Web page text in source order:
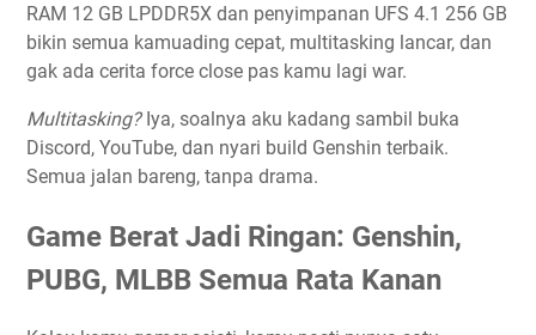
RAM 12 GB LPDDR5X dan penyimpanan UFS 4.1 256 GB
bikin semua kamuading cepat, multitasking lancar, dan
gak ada cerita force close pas kamu lagi war.
Multitasking?Iya, soalnya aku kadang sambil buka
Discord, YouTube, dan nyari build Genshin terbaik.
Semua jalan bareng, tanpa drama.
Game Berat Jadi Ringan: Genshin,
PUBG, MLBB Semua Rata Kanan